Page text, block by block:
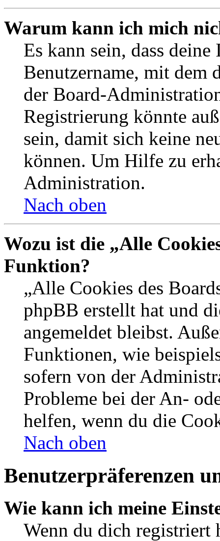
Warum kann ich mich
Es kann sein, dass
Benutzername, mit dem
der Board-
Registrierung könnte
sein, damit sich keine
können. Um Hilfe zu
Administration.
Nach oben
Wozu ist die „Alle
Funktion?
„Alle Cookies des
phpBB erstellt hat und
angemeldet bleibst.
Funktionen, wie
sofern von der
Probleme bei der An-
helfen, wenn du die
Nach oben
Benutzerpräferenzen
Wie kann ich meine
Wenn du dich registriert